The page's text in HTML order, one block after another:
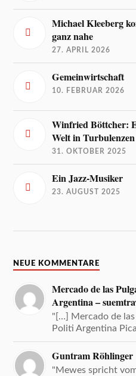
Michael Kleeberg
ganz nahe
27. APRIL 2026
Gemeinwirtschaft
10. FEBRUAR 2026
Winfried Böttcher:
Welt in Turbulenzen
31. OKTOBER 2025
Ein Jazz-Musiker
23. AUGUST 2025
NEUE KOMMENTARE
Mercado de las
Argentina –
"[…] Mercado de
Politi Argentina
Guntram Röhlinger
"Mewes spricht